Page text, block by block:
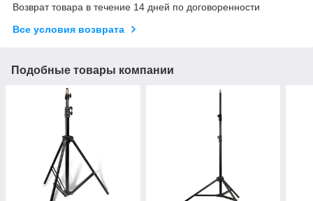
Возврат товара в течение 14 дней по договоренности
Все условия возврата
Подобные товары компании